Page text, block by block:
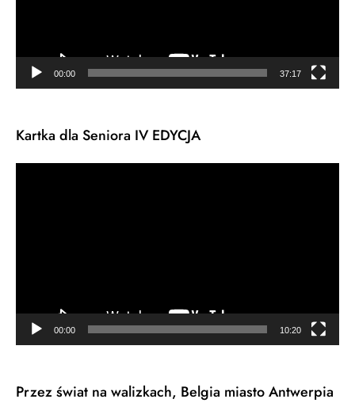
00:00 37:17
Kartka dla Seniora IV EDYCJA
00:00 10:20
Przez świat na walizkach, Belgia miasto Antwerpia